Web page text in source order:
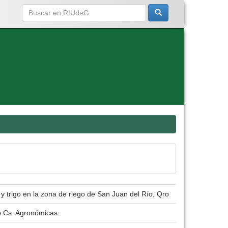
trigo en la zona de riego de San Juan del Río, Qro
Agronómicas.